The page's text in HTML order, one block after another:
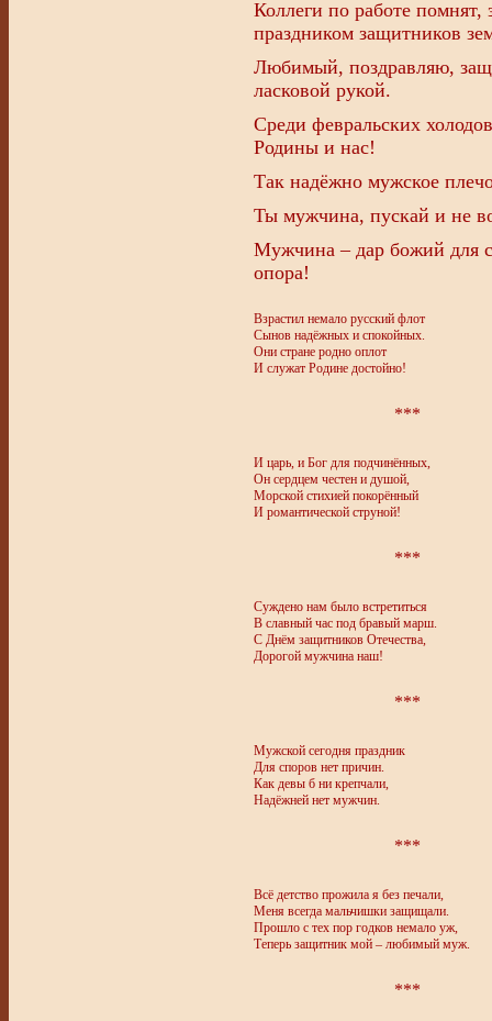
Коллеги по работе
праздником защитников
Любимый, поздравляю,
ласковой рукой.
Среди февральских
Родины и нас!
Так надёжно мужское
Ты мужчина, пускай и не
Мужчина – дар божий для
опора!
Взрастил немало русский флот
Сынов надёжных и спокойных.
Они стране родно оплот
И служат Родине достойно!
***
И царь, и Бог для подчинённых,
Он сердцем честен и душой,
Морской стихией покорённый
И романтической струной!
***
Суждено нам было встретиться
В славный час под бравый марш.
С Днём защитников Отечества,
Дорогой мужчина наш!
***
Мужской сегодня праздник
Для споров нет причин.
Как девы б ни крепчали,
Надёжней нет мужчин.
***
Всё детство прожила я без печали,
Меня всегда мальчишки защищали.
Прошло с тех пор годков немало уж,
Теперь защитник мой – любимый муж.
***